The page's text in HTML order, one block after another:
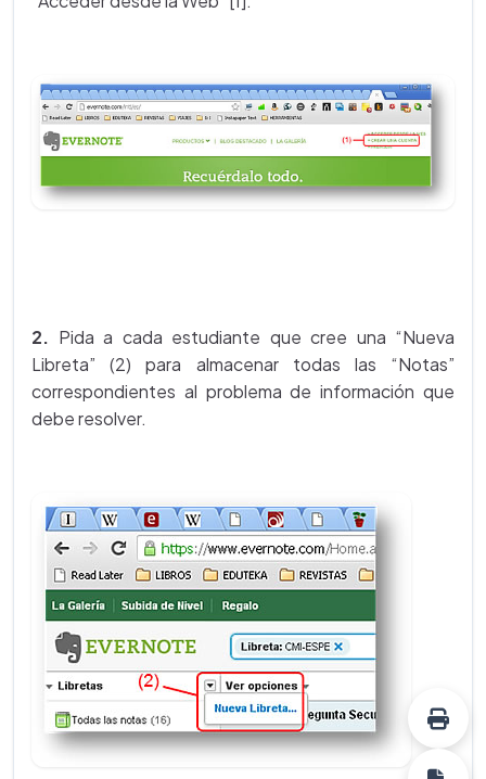
2. Pida a cada estudiante que cree una “Nueva
Libreta” (2) para almacenar todas las “Notas”
correspondientes al problema de información que
debe resolver.